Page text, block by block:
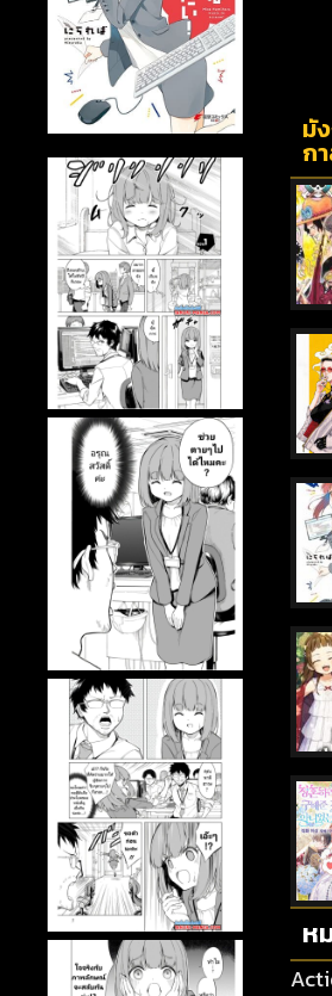
Action
One Punch Man
มั
ก
ห